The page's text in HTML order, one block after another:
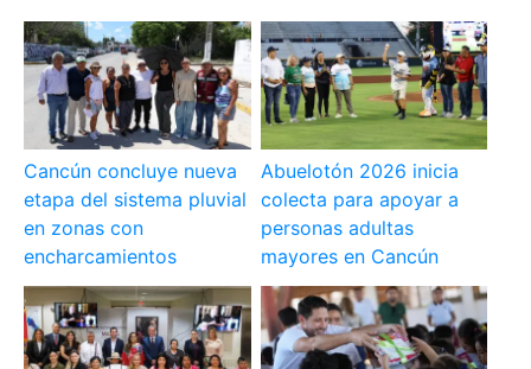
Cancún concluye nueva
etapa del sistema pluvial
en zonas con
encharcamientos
Abuelotón 2026 inicia
colecta para apoyar a
personas adultas
mayores en Cancún